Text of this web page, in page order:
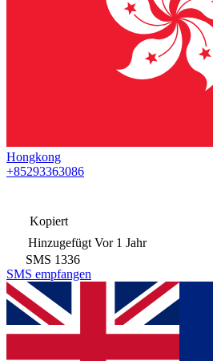
Hongkong
+85293363086
Kopiert
Hinzugefügt Vor 1 Jahr
SMS 1336
SMS empfangen